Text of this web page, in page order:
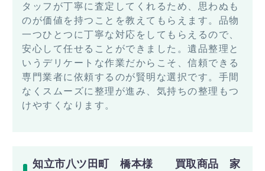
タッフが丁寧に査定してくれるため、思わぬも
のが価値を持つことを教えてもらえます。品物
一つひとつに丁寧な対応をしてもらえるので、
安心して任せることができました。遺品整理と
いうデリケートな作業だからこそ、信頼できる
専門業者に依頼するのが賢明な選択です。手間
なくスムーズに整理が進み、気持ちの整理もつ
けやすくなります。
知立市八ツ田町 橋本様 買取商品 家